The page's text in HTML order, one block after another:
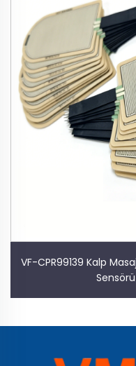
VF-CPR99139 Kalp